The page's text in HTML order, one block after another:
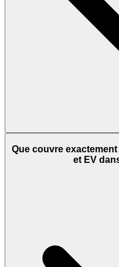
Que couvre
et EV